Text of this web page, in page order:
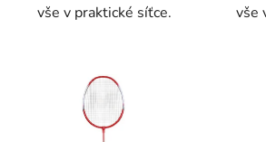
vše v praktické síťce.
vše